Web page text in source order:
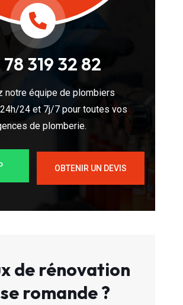
78 319 32 82
notre équipe de plombiers
24 et 7j/7 pour toutes vos
de plomberie.
OBTENIR UN DEVIS
de rénovation
romande ?